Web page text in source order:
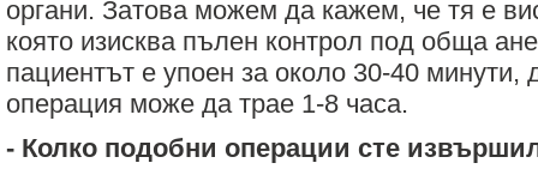
органи. Затова можем да кажем, че тя е
която изисква пълен контрол под обща
пациентът е упоен за около 30-40 минути,
операция може да трае 1-8 часа.
- Колко подобни операции сте